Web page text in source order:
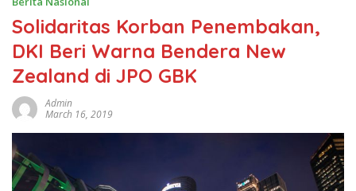
Solidaritas Korban Penembakan,
DKI Beri Warna Bendera New
Zealand di JPO GBK
Admin
March 16, 2019